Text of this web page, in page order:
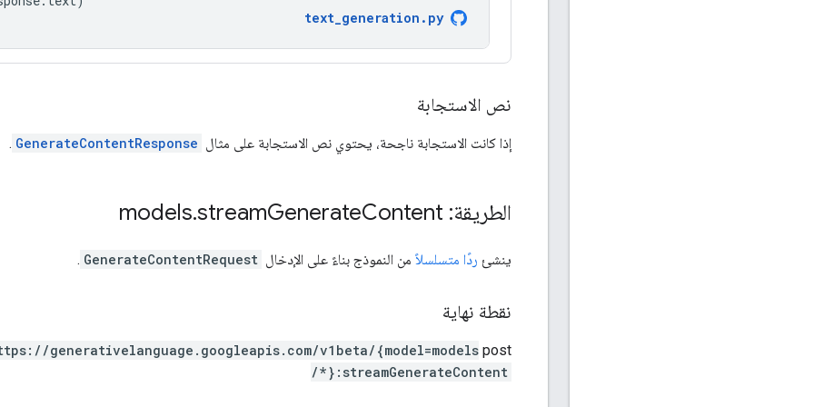
text_generation . py
نص الاستجابة
إذا كانت الاستجابة ناجحة، يحتوي نص الاستجابة على مثال GenerateContentResponse
.
الطريقة: models .streamGenerateContent
ينشئ ردًا متسلسلاً من النموذج بناءً على الإدخال GenerateContentRequest
.
نقطة نهاية
post
/ /generativelanguage.googleapis.com/v1beta/{model=models
/*}:streamGenerateContent